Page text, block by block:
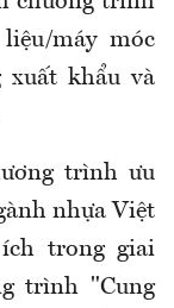
máy móc
xuất khẩu và
trình ưu
nhựa Việt
trong giai
trình "Cung